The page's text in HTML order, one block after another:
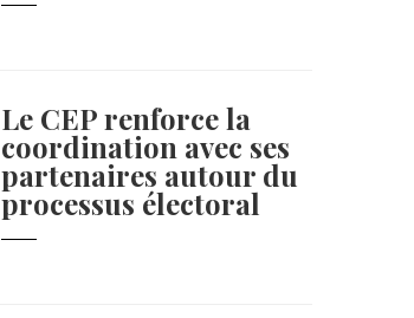
Le CEP renforce la
coordination avec ses
partenaires autour du
processus électoral